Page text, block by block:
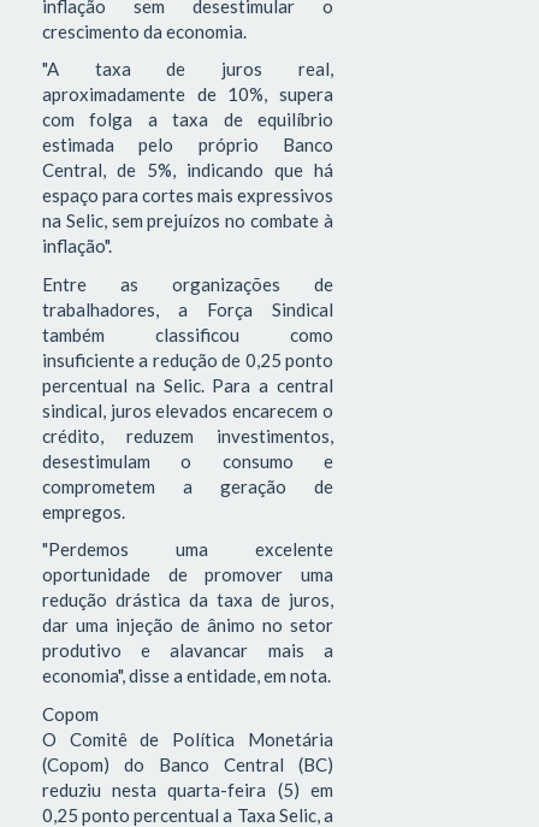
inflação sem desestimular o
crescimento da economia.
"A taxa de juros real,
aproximadamente de 10%, supera
com folga a taxa de equilíbrio
estimada pelo próprio Banco
Central, de 5%, indicando que há
espaço para cortes mais expressivos
na Selic, sem prejuízos no combate à
inflação".
Entre as organizações de
trabalhadores, a Força Sindical
também classificou como
insuficiente a redução de 0,25 ponto
percentual na Selic. Para a central
sindical, juros elevados encarecem o
crédito, reduzem investimentos,
desestimulam o consumo e
comprometem a geração de
empregos.
"Perdemos uma excelente
oportunidade de promover uma
redução drástica da taxa de juros,
dar uma injeção de ânimo no setor
produtivo e alavancar mais a
economia", disse a entidade, em nota.
Copom
O Comitê de Política Monetária
(Copom) do Banco Central (BC)
reduziu nesta quarta-feira (5) em
0,25 ponto percentual a Taxa Selic, a